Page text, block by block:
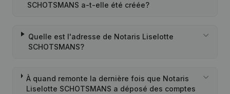
SCHOTSMANS a-t-elle été créée?
Quelle est l'adresse de Notaris Liselotte
SCHOTSMANS?
À quand remonte la dernière fois que Notaris
Liselotte SCHOTSMANS a déposé des comptes